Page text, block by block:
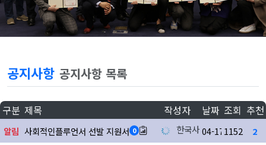
공지사항 공지사항 목록
구분 제목 작성자 날짜 조회 추천
알림 사회적인플루언서 선발 지원서 0 한국사회공헌협회
04-17 1152 2